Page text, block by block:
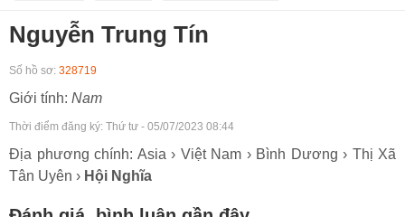
Nguyễn Trung Tín
Số hồ sơ: 328719
Giới tính: Nam
Thời điểm đăng ký: Thứ tư - 05/07/2023 08:44
Địa phương chính: Asia › Việt Nam › Bình Dương › Thị Xã
Tân Uyên › Hội Nghĩa